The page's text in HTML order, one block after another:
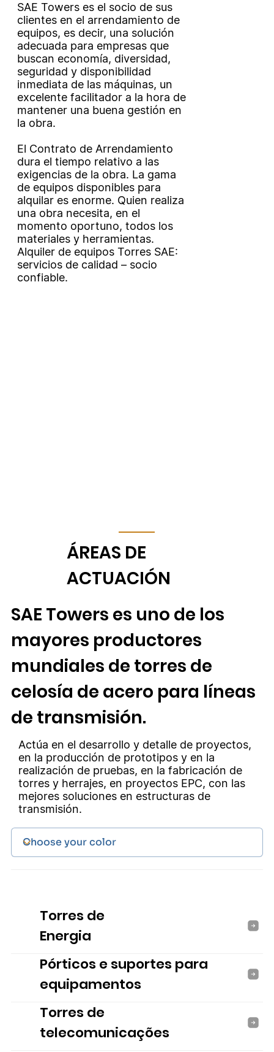
SAE Towers es el socio de sus
clientes en el arrendamiento de
equipos, es decir, una solución
adecuada para empresas que
buscan economía, diversidad,
seguridad y disponibilidad
inmediata de las máquinas, un
excelente facilitador a la hora de
mantener una buena gestión en
la obra.
El Contrato de Arrendamiento
dura el tiempo relativo a las
exigencias de la obra. La gama
de equipos disponibles para
alquilar es enorme. Quien realiza
una obra necesita, en el
momento oportuno, todos los
materiales y herramientas.
Alquiler de equipos Torres SAE:
servicios de calidad – socio
confiable.
ÁREAS DE
ACTUACIÓN
SAE Towers es uno de los
mayores productores
mundiales de torres de
celosía de acero para líneas
de transmisión.
Actúa en el desarrollo y detalle de proyectos,
en la producción de prototipos y en la
realización de pruebas, en la fabricación de
torres y herrajes, en proyectos EPC, con las
mejores soluciones en estructuras de
transmisión.
Torres de
Energia
Pórticos e suportes para
equipamentos
Torres de
telecomunicações